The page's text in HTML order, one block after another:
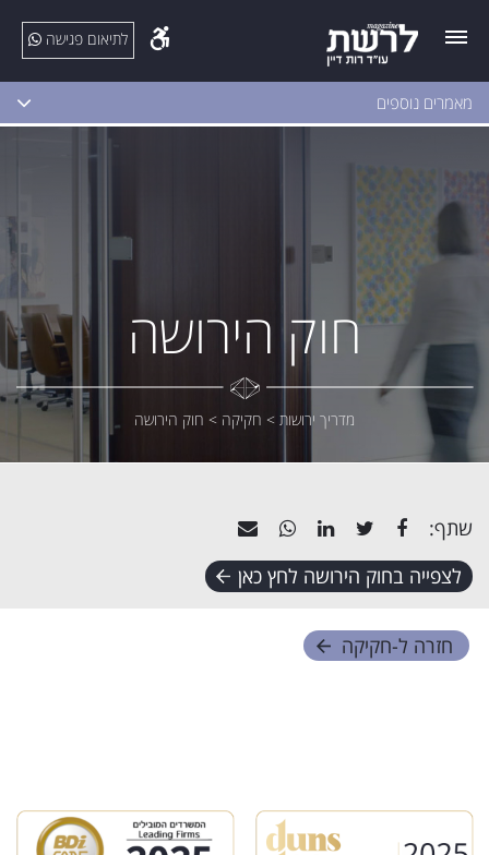
לתיאום פגישה
מאמרים נוספים
חוק הירושה
מדריך ירושות > חקיקה > חוק הירושה
שתף:
לצפייה בחוק הירושה לחץ כאן
חזרה ל-חקיקה